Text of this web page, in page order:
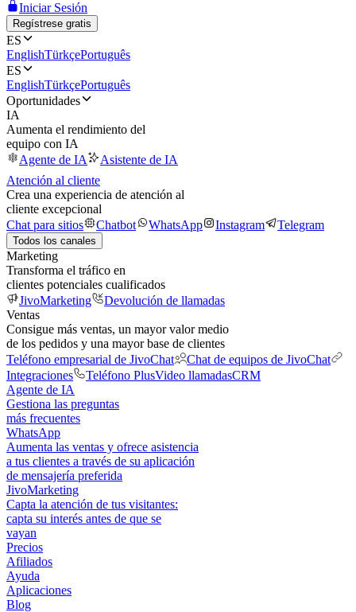
Iniciar Sesión
Regístrese gratis
ES
EnglishTürkçePortuguês
ES
EnglishTürkçePortuguês
Oportunidades
IA
Aumenta el rendimiento del
equipo con IA
Agente de IA
Asistente de IA
Atención al cliente
Crea una experiencia de atención al
cliente excepcional
Chat para sitios
Chatbot WhatsApp Instagram Telegram
Todos los canales
Marketing
Transforma el tráfico en
clientes potenciales cualificados
JivoMarketing
Devolución de llamadas
Ventas
Consigue más ventas, un mayor valor medio
de los pedidos y una mayor base de clientes
Teléfono empresarial de JivoChat
Chat de equipos de JivoChat
Integraciones
Teléfono PlusVideo llamadasCRM
Agente de IA
Gestiona las preguntas
más frecuentes
WhatsApp
Aumenta las ventas y ofrece asistencia
a tus clientes a través de su aplicación
de mensajería preferida
JivoMarketing
Capta la atención de tus visitantes:
capta su interés antes de que se
vayan
Precios
Afiliados
Ayuda
Aplicaciones
Blog